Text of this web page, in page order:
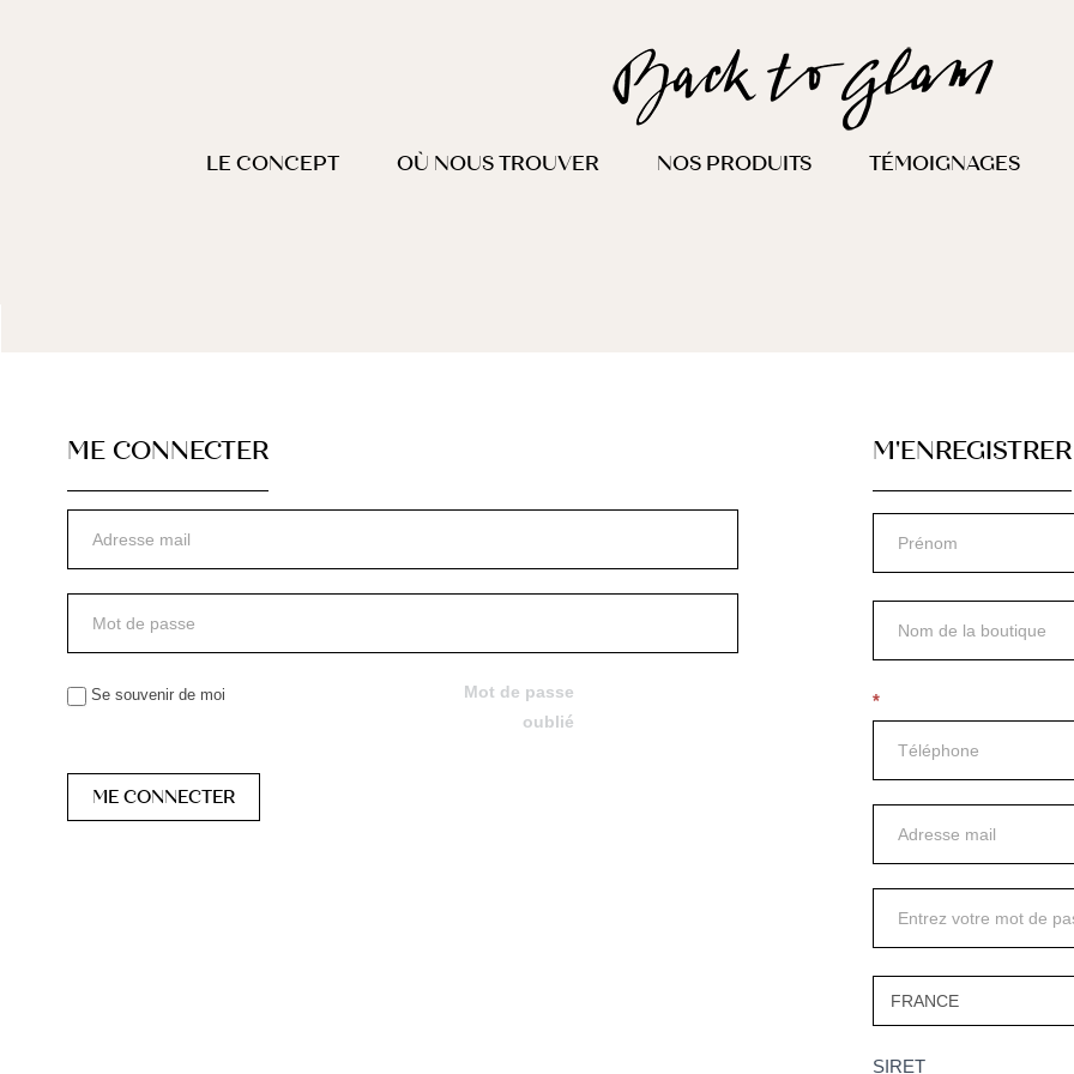
LE CONCEPT OÙ NOUS TROUVER NOS PRODUITS TÉMOIGNAGES
ME CONNECTER
Se souvenir de moi
Mot de passe
oublié
M'ENREGISTRER
*
SIRET